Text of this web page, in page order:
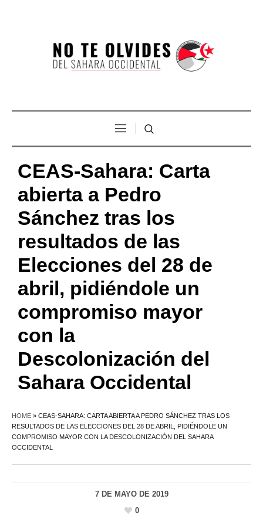
CEAS-Sahara: Carta
abierta a Pedro
Sánchez tras los
resultados de las
Elecciones del 28 de
abril, pidiéndole un
compromiso mayor
con la
Descolonización del
Sahara Occidental
HOME » CEAS-SAHARA: CARTA ABIERTA A PEDRO SÁNCHEZ TRAS LOS
RESULTADOS DE LAS ELECCIONES DEL 28 DE ABRIL, PIDIÉNDOLE UN
COMPROMISO MAYOR CON LA DESCOLONIZACIÓN DEL SAHARA
OCCIDENTAL
7 DE MAYO DE 2019
0